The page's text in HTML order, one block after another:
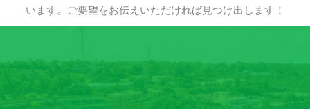
います。ご要望をお伝えいただければ見つけ出します！